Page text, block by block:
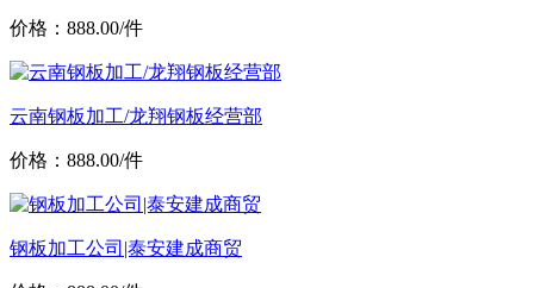
价格：888.00/件
云南钢板加工/龙翔钢板经营部
价格：888.00/件
钢板加工公司|泰安建成商贸